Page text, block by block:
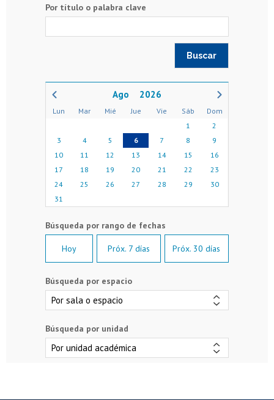
Por título o palabra clave
2026
Lun Mar Mié Jue Vie Sáb
Dom
1
2
3
4 5 6 7 8
9
10
11 12 13 14 15
16
17
18 19 20 21 22
23
24
25 26 27 28 29
30
31
Hoy Próx. 7 días Próx. 30 días
Búsqueda por espacio
Búsqueda por unidad